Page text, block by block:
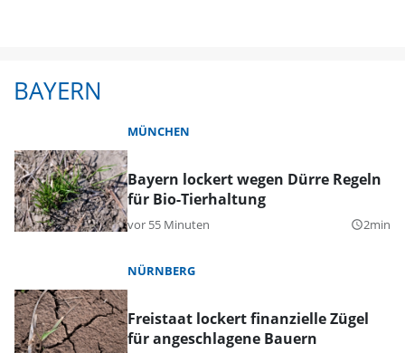
BAYERN
MÜNCHEN
Bayern lockert wegen Dürre Regeln
für Bio-Tierhaltung
vor 55 Minuten query_builder2min
NÜRNBERG
Freistaat lockert finanzielle Zügel
für angeschlagene Bauern